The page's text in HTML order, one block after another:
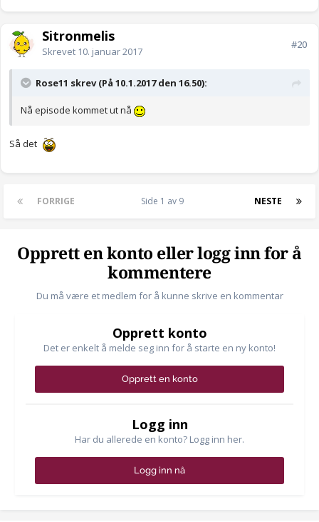
Sitronmelis
Skrevet 10. januar 2017
#20
Rose11 skrev (På 10.1.2017 den 16.50):
Nå episode kommet ut nå
Så det
FORRIGE NESTE
Side 1 av 9
Opprett en konto eller logg inn for å
kommentere
Du må være et medlem for å kunne skrive en kommentar
Opprett konto
Det er enkelt å melde seg inn for å starte en ny konto!
Opprett en konto
Logg inn
Har du allerede en konto? Logg inn her.
Logg inn nå